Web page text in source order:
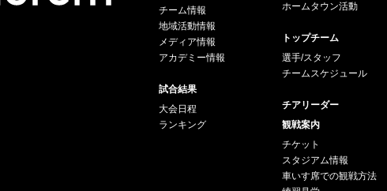
チーム情報
地域活動情報
メディア情報
アカデミー情報
試合結果
大会日程
ランキング
ホームタウン活動
トップチーム
選手/スタッフ
チームスケジュール
チアリーダー
観戦案内
チケット
スタジアム情報
車いす席での観戦方法